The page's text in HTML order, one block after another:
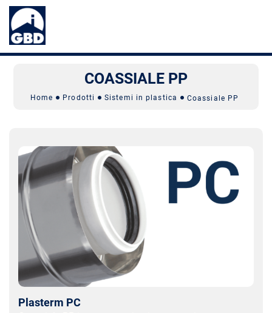
COASSIALE PP
Home Prodotti Sistemi in plastica Coassiale PP
Plasterm PC